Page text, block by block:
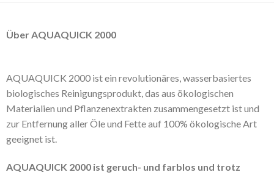
Über AQUAQUICK 2000
AQUAQUICK 2000 ist ein revolutionäres, wasserbasiertes
biologisches Reinigungsprodukt, das aus ökologischen
Materialien und Pflanzenextrakten zusammengesetzt ist und
zur Entfernung aller Öle und Fette auf 100% ökologische Art
geeignet ist.
AQUAQUICK 2000 ist geruch- und farblos und trotz